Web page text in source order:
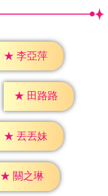
★ 李亞萍
★ 田路路
★ 丟丟妹
★ 關之琳